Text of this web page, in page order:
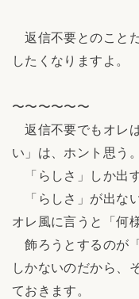
返信不要とのこと
したくなりますよ。
〜〜〜〜〜〜
返信不要でもオレ
い」は、ホント思う。
「らしさ」しか出
「らしさ」が出な
オレ風に言うと「何
飾ろうとするのが
しかないのだから
ておきます。